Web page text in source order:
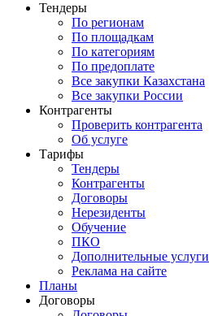
Тендеры
По регионам
По площадкам
По категориям
По предоплате
Все закупки Казахстана
Все закупки России
Контрагенты
Проверить контрагента
Об услуге
Тарифы
Тендеры
Контрагенты
Договоры
Нерезиденты
Обучение
ПКО
Дополнительные услуги
Реклама на сайте
Планы
Договоры